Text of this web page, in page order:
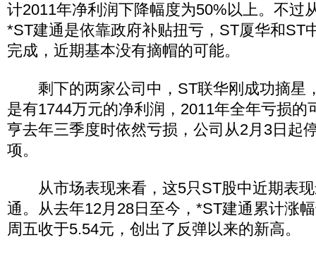
计2011年净利润下降幅度为50%以上。不过
*ST建通是依靠政府补贴扭亏，ST厦华和ST
完成，近期基本没有摘帽的可能。
剩下的两家公司中，ST联华刚成功摘星
是有1744万元的净利润，2011年全年亏损的
亨去年三季度时依然亏损，公司从2月3日起
项。
从市场表现来看，这5只ST股中近期表现
通。从去年12月28日至今，*ST建通累计涨
周五收于5.54元，创出了反弹以来的新高。